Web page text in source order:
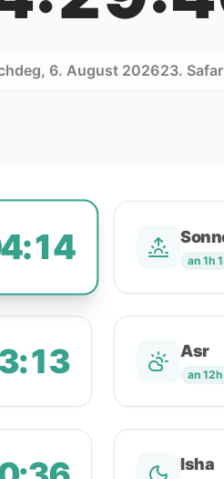
6. August 202623.
an 1h
Asr
an
Isha